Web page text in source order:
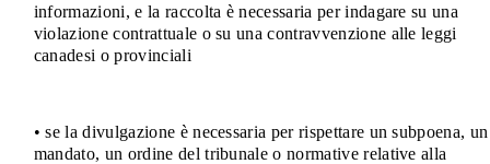
informazioni, e la raccolta è necessaria per indagare su una
violazione contrattuale o su una contravvenzione alle leggi
canadesi o provinciali
• se la divulgazione è necessaria per rispettare un subpoena, un
mandato, un ordine del tribunale o normative relative alla